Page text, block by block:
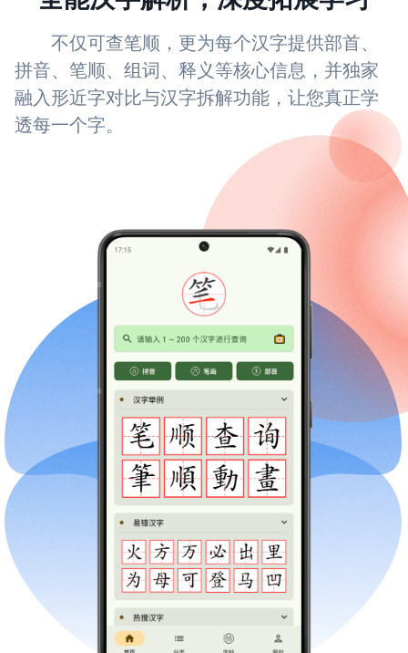
不仅可查笔顺，更为每个汉字提供部首、
拼音、笔顺、组词、释义等核心信息，并独家
融入形近字对比与汉字拆解功能，让您真正学
透每一个字。